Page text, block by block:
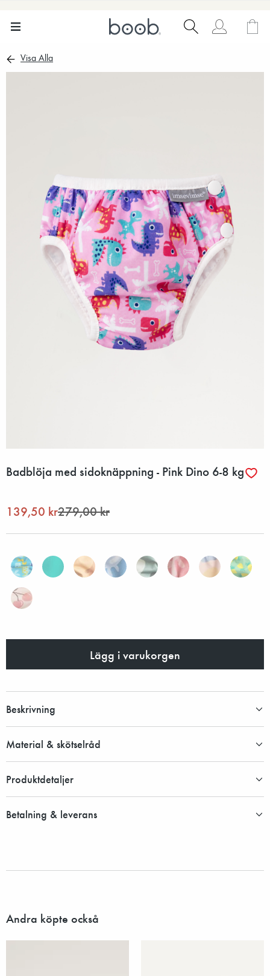
Visa Alla
Badblöja med sidoknäppning - Pink Dino 6-8 kg
139,50 kr279,00 kr
Lägg i varukorgen
Beskrivning
Material & skötselråd
Produktdetaljer
Betalning & leverans
Andra köpte också